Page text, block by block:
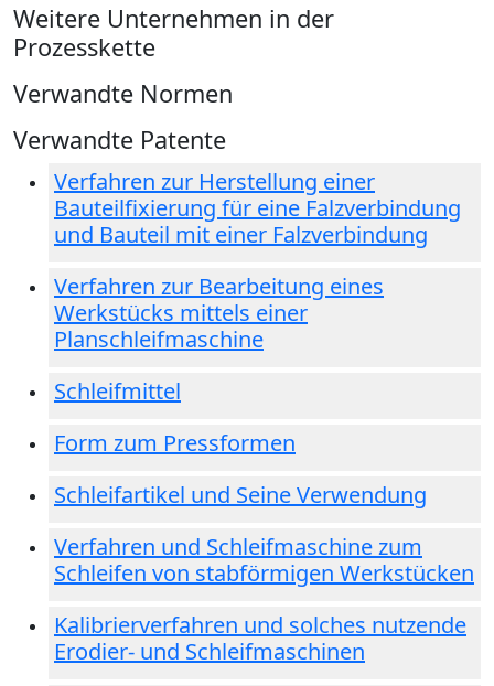
Weitere Unternehmen in der
Prozesskette
Verwandte Normen
Verwandte Patente
Verfahren zur Herstellung einer
Bauteilfixierung für eine Falzverbindung
und Bauteil mit einer Falzverbindung
Verfahren zur Bearbeitung eines
Werkstücks mittels einer
Planschleifmaschine
Schleifmittel
Form zum Pressformen
Schleifartikel und Seine Verwendung
Verfahren und Schleifmaschine zum
Schleifen von stabförmigen Werkstücken
Kalibrierverfahren und solches nutzende
Erodier- und Schleifmaschinen